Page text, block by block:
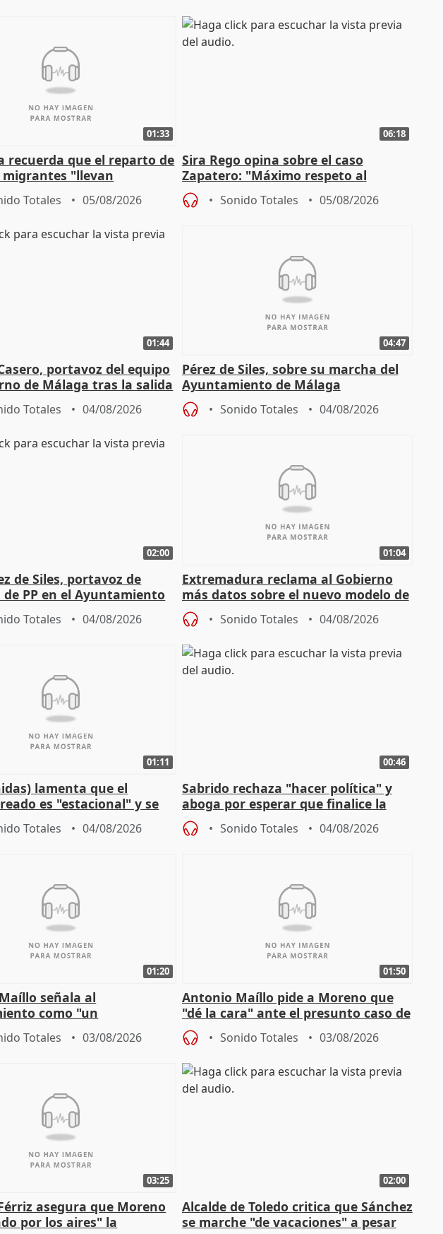
01:33
recuerda que el reparto de
migrantes "llevan
del Gobierno" central
Totales 05/08/2026
06:18
Sira Rego opina sobre el caso
Zapatero: "Máximo respeto al
proceso judicial"
Sonido Totales 05/08/2026
01:44
portavoz del equipo
de Málaga tras la salida
Siles
Totales 04/08/2026
04:47
Pérez de Siles, sobre su marcha del
Ayuntamiento de Málaga
Sonido Totales 04/08/2026
02:00
de Siles, portavoz de
PP en el Ayuntamiento
deja la política
Totales 04/08/2026
01:04
Extremadura reclama al Gobierno
más datos sobre el nuevo modelo de
financiación
Sonido Totales 04/08/2026
01:11
lamenta que el
es "estacional" y se
al acabar el verano
Totales 04/08/2026
00:46
Sabrido rechaza "hacer política" y
aboga por esperar que finalice la
investigación del incendio
Sonido Totales 04/08/2026
01:20
señala al
como "un
más" sobre viviendas de
Totales 03/08/2026
01:50
Antonio Maíllo pide a Moreno que
"dé la cara" ante el presunto caso de
acoso del CEO de ADM
Sonido Totales 03/08/2026
03:25
asegura que Moreno
por los aires" la
02:00
Alcalde de Toledo critica que Sánchez
se marche "de vacaciones" a pesar